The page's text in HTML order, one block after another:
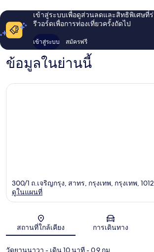
เข้าสู่ระบบเพื่อดูส่วนลดและสิทธิพิเศษที่
รีวอร์ดเพื่อการท่องเที่ยวครั้งถัดไป
เข้าสู่ระบบ สมัครฟรี
ข้อมูลในย่านนี้
แผนที่
300/1 ถ.เจริญกรุง, สาทร, กรุงเทพ, กรุงเทพ,
ดูในแผนที่
สถานที่ใกล้เคียง การเดินทาง
วัดยานนาวา - เดิน 10 นาที- 0.9 กม.